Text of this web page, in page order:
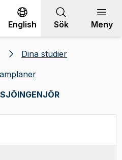
English Sök Meny
Dina studier
SJÖINGENJÖR